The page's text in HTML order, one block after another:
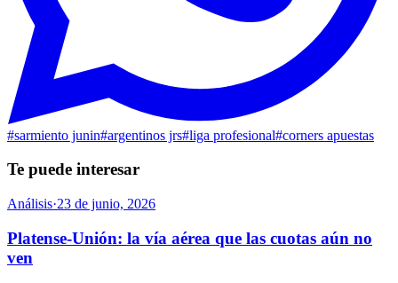
#sarmiento junin#argentinos jrs#liga profesional#corners apuestas
Te puede interesar
Análisis·23 de junio, 2026
Platense-Unión: la vía aérea que las cuotas aún no
ven